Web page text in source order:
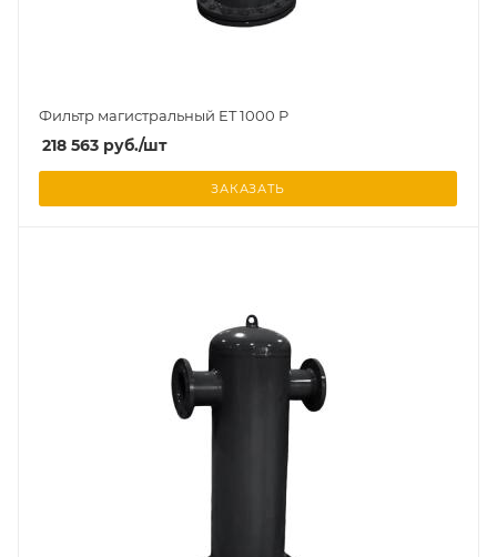
Фильтр магистральный ET 1000 P
218 563 руб./шт
ЗАКАЗАТЬ